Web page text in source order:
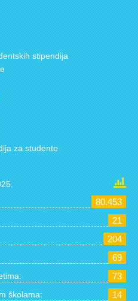
stipendija
za studente
80.453
21
204
69
73
školama: 14